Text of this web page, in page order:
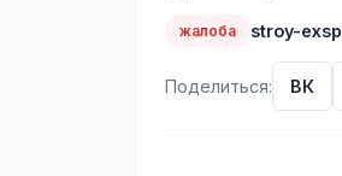
жалоба stroy-
Поделиться: ВК